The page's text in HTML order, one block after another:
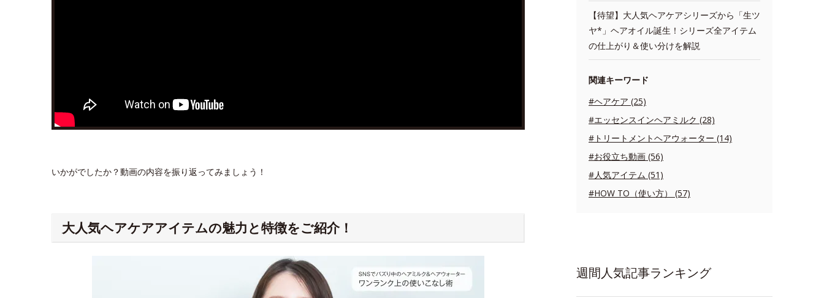
いかがでしたか？動画の内容を振り返ってみましょう！
大人気ヘアケアアイテムの魅力と特徴をご紹介！
【待望】大人気ヘアケアシリーズから「生ツ
ヤ*」ヘアオイル誕生！シリーズ全アイテム
の仕上がり＆使い分けを解説
関連キーワード
#ヘアケア (25)
#エッセンスインヘアミルク (28)
#トリートメントヘアウォーター (14)
#お役立ち動画 (56)
#人気アイテム (51)
#HOW TO（使い方） (57)
週間人気記事ランキング